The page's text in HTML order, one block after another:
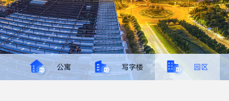
公寓 写字楼 园区